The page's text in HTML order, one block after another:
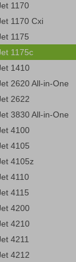
1170
1170 Cxi
1175
1175c
1410
2620 All-in-One
2622
3830 All-in-One
4100
4105
4105z
4110
4115
4200
4210
4211
4212